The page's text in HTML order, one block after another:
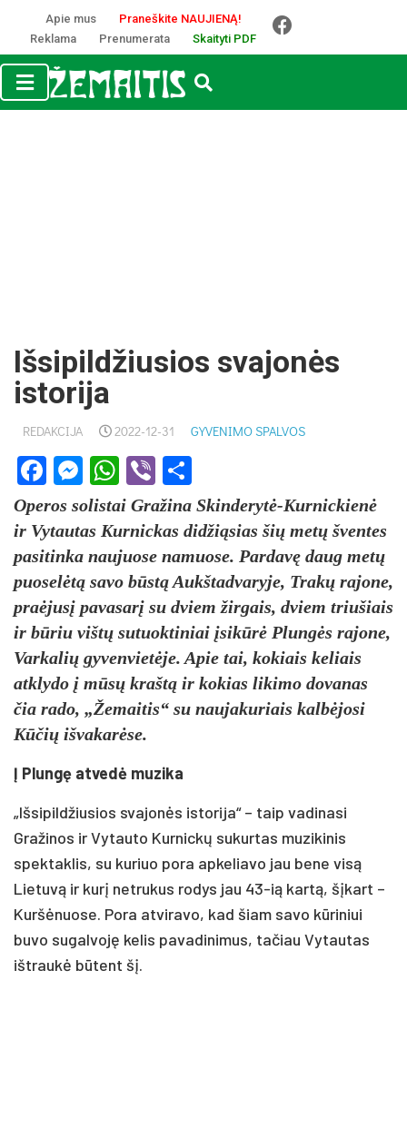
Apie mus
Praneškite NAUJIENĄ!
Reklama
Prenumerata Skaityti PDF
Išsipildžiusios svajonės
istorija
REDAKCIJA 2022-12-31 GYVENIMO SPALVOS
Facebook
Messenger
WhatsApp
Viber
Operos solistai Gražina Skinderytė-Kurnickienė
ir Vytautas Kurnickas didžiąsias šių metų šventes
pasitinka naujuose namuose. Pardavę daug metų
puoselėtą savo būstą Aukštadvaryje, Trakų rajone,
praėjusį pavasarį su dviem žirgais, dviem triušiais
ir būriu vištų sutuoktiniai įsikūrė Plungės rajone,
Varkalių gyvenvietėje. Apie tai, kokiais keliais
atklydo į mūsų kraštą ir kokias likimo dovanas
čia rado, „Žemaitis“ su naujakuriais kalbėjosi
Kūčių išvakarėse.
Į Plungę atvedė muzika
„Išsipildžiusios svajonės istorija“ – taip vadinasi
Gražinos ir Vytauto Kurnickų sukurtas muzikinis
spektaklis, su kuriuo pora apkeliavo jau bene visą
Lietuvą ir kurį netrukus rodys jau 43-ią kartą, šįkart –
Kuršėnuose. Pora atviravo, kad šiam savo kūriniui
buvo sugalvoję kelis pavadinimus, tačiau Vytautas
ištraukė būtent šį.